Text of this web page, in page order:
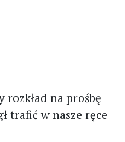
rozkład na prośbę
trafić w nasze ręce